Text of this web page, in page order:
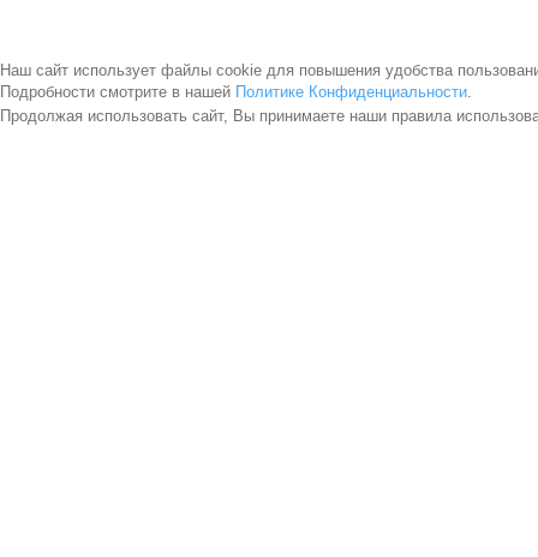
Наш сайт использует файлы cookie для повышения удобства
Подробности смотрите в нашей Политике Конфиденциальности.
Продолжая использовать сайт, Вы принимаете наши правила